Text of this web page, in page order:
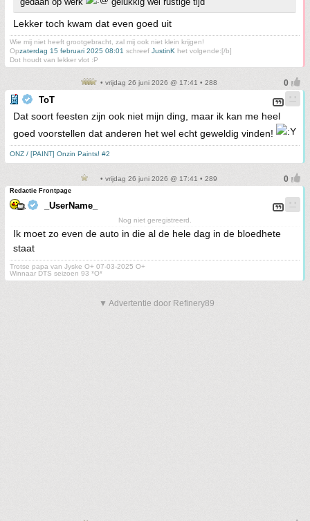
Lekker toch kwam dat even goed uit
Wie mij niet heeft grootgebracht, zal mij ook niet klein krijgen!
Opzaterdag 15 februari 2025 08:01 schreef JustinK het volgende:[/b]
Dot houdt van lekker vlot :P
• vrijdag 26 juni 2026 @ 17:41 • 288
ToT
Dat soort feesten zijn ook niet mijn ding, maar ik kan me heel
goed voorstellen dat anderen het wel echt geweldig vinden!
ONZ / [PAINT] Onzin Paints! #2
• vrijdag 26 juni 2026 @ 17:41 • 289
Redactie Frontpage
_UserName_
Nog niet geregistreerd.
Ik moet zo even de auto in die al de hele dag in de bloedhete
staat
Trotse papa van Jyske O+ 07-03-2025 O+
Winnaar DTS seizoen 93 *O*
▼ Advertentie door Refinery89